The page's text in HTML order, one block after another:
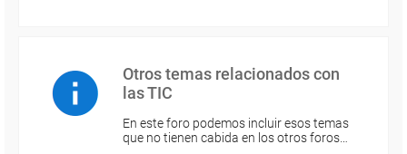
Otros temas relacionados con
las TIC
En este foro podemos incluir esos temas
que no tienen cabida en los otros foros…